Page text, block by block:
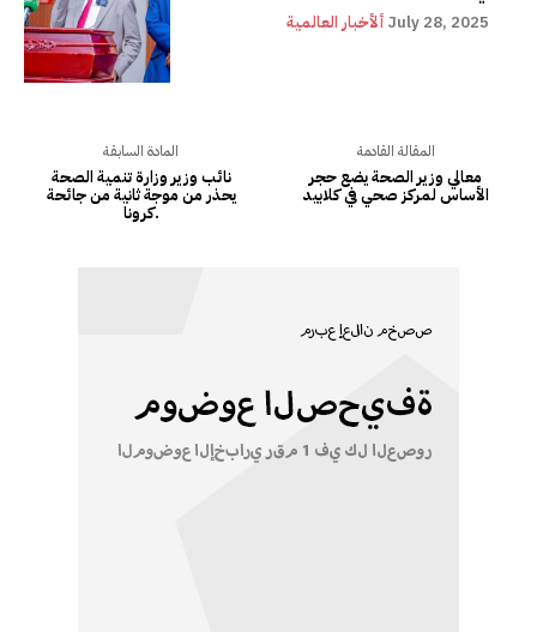
ألأخبار العالمية July 28, 2025
المادة السابقة
نائب وزير وزارة تنمية الصحة
يحذر من موجة ثانية من جائحة
كرونا.
المقالة القادمة
معالي وزير الصحة يضع حجر
الأساس لمركز صحي في كلابيد